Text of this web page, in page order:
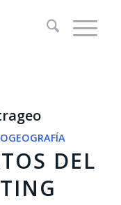
DEL